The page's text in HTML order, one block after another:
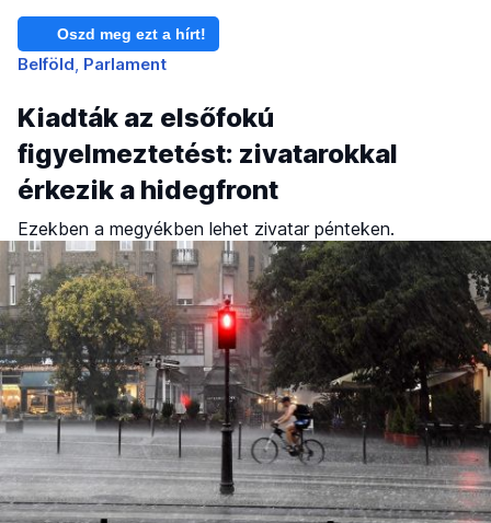
Oszd meg ezt a hírt!
Belföld Parlament
Kiadták az elsőfokú
figyelmeztetést: zivatarokkal
érkezik a hidegfront
Ezekben a megyékben lehet zivatar pénteken.